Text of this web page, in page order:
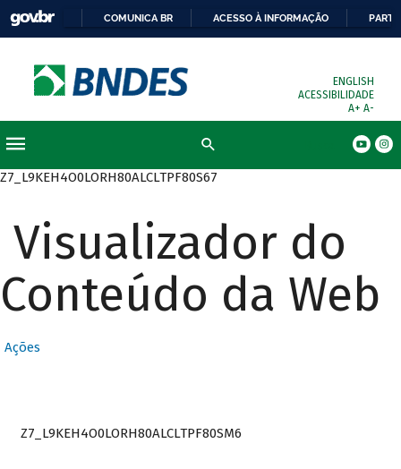
COMUNICA BR ACESSO À INFORMAÇÃO
ENGLISH
ACESSIBILIDADE
A+ A-
Z7_L9KEH4O0LORH80ALCLTPF80S67
Visualizador do
Conteúdo da Web
Ações
Z7_L9KEH4O0LORH80ALCLTPF80SM6